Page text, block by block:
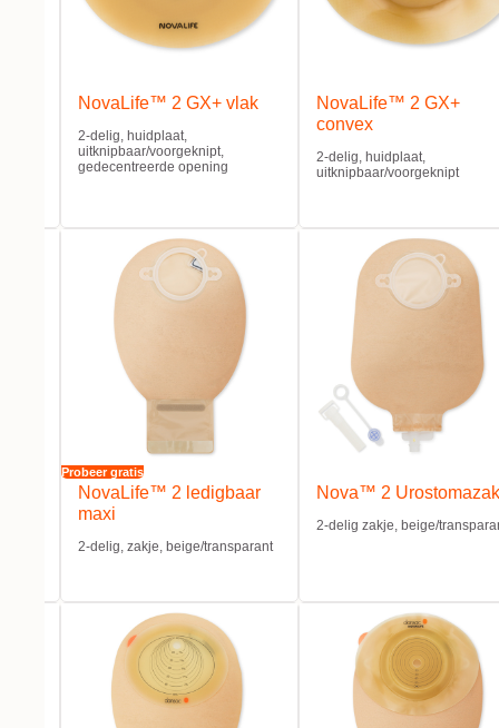
NovaLife™ 2 GX+ vlak
2-delig, huidplaat,
uitknipbaar/voorgeknipt,
gedecentreerde opening
NovaLife™ 2 GX+
convex
2-delig, huidplaat,
uitknipbaar/voorgeknipt
Probeer gratis
NovaLife™ 2 ledigbaar
maxi
2-delig, zakje, beige/transparant
Nova™ 2
2-delig zakje, beige/